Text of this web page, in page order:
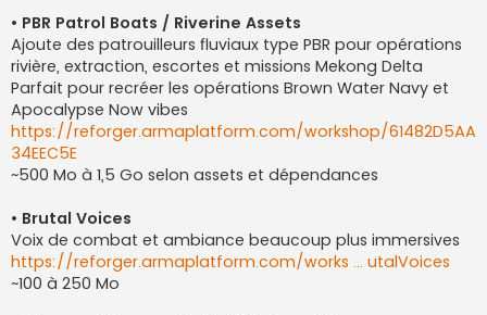
• PBR Patrol Boats / Riverine Assets
Ajoute des patrouilleurs fluviaux type PBR pour opérations
rivière, extraction, escortes et missions Mekong Delta
Parfait pour recréer les opérations Brown Water Navy et
Apocalypse Now vibes
https://reforger.armaplatform.com/workshop/61482D5AA
34EEC5E
~500 Mo à 1,5 Go selon assets et dépendances
• Brutal Voices
Voix de combat et ambiance beaucoup plus immersives
https://reforger.armaplatform.com/works ... utalVoices
~100 à 250 Mo